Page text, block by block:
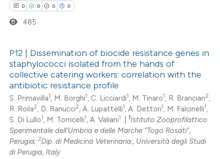
shows how a scientific paper
of the citation, a
describing whether
mentions, or contrasts
claim, and a label
in which section the
was made.
0 0 0 0
Citing Publications
Supporting
Mentioning
Contrasting
485
P12 | Dissemination of biocide resistance genes in
staphylococci isolated from the hands of
collective catering workers: correlation with the
antibiotic resistance profile
S. Primavilla1, M. Borghi1, C. Licciardi1, M. Tinaro1, R. Branciari2,
R. Roila2, D. Ranucci2, A. Lupattelli1, A. Dettori1, M. Falcinelli1,
S. Di Lullo1, M. Torricelli1, A. Valiani1. | 1Istituto Zooprofilattico
Sperimentale dell’Umbria e delle Marche “Togo Rosati”,
Perugia;2Dip. di Medicina Veterinaria., Università degli Studi
di Perugia, Italy